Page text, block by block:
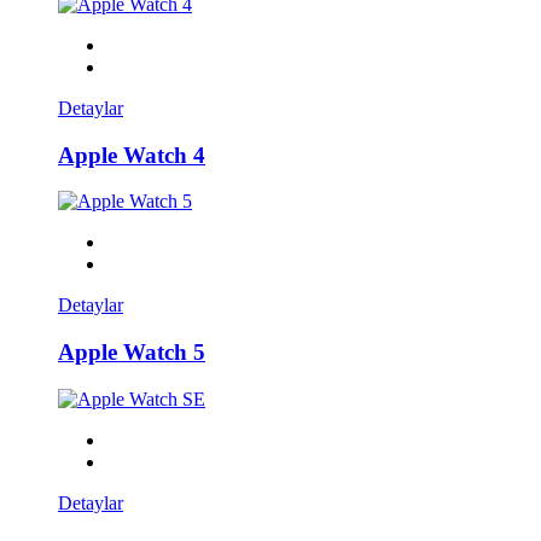
Detaylar
Apple Watch 4
Detaylar
Apple Watch 5
Detaylar